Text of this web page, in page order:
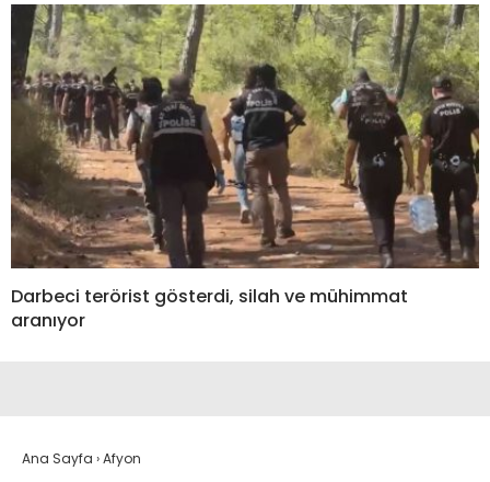
Darbeci terörist gösterdi, silah ve mühimmat
aranıyor
Ana Sayfa ›Afyon